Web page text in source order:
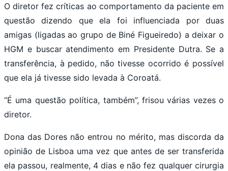
O diretor fez críticas ao comportamento da paciente em
questão dizendo que ela foi influenciada por duas
amigas (ligadas ao grupo de Biné Figueiredo) a deixar o
HGM e buscar atendimento em Presidente Dutra. Se a
transferência, à pedido, não tivesse ocorrido é possível
que ela já tivesse sido levada à Coroatá.
“É uma questão política, também”, frisou várias vezes o
diretor.
Dona das Dores não entrou no mérito, mas discorda da
opinião de Lisboa uma vez que antes de ser transferida
ela passou, realmente, 4 dias e não fez qualquer cirurgia